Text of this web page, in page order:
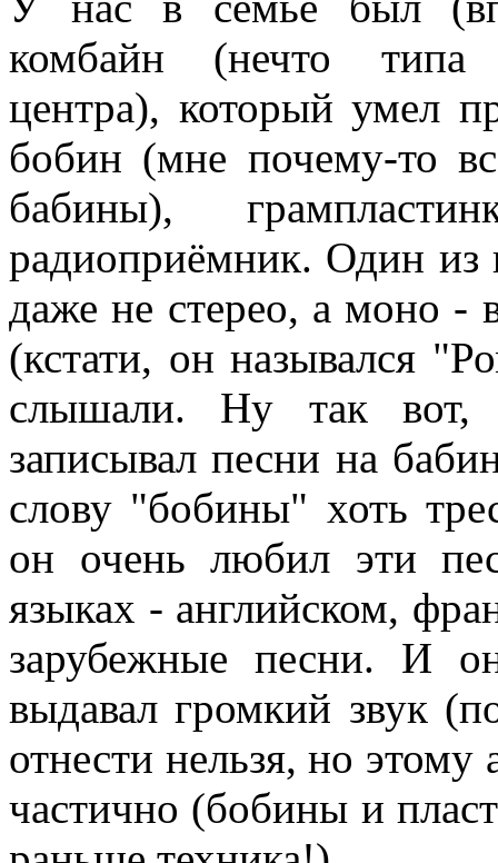
комбайн (нечто типа
центра), который умел
бобин (мне почему-то
бабины),
радиоприёмник. Один
даже не стерео, а моно -
(кстати, он назывался
слышали. Ну так
записывал песни на
слову "бобины" хоть
он очень любил эти
языках - английском,
зарубежные песни. И
выдавал громкий звук
отнести нельзя, но
частично (бобины и